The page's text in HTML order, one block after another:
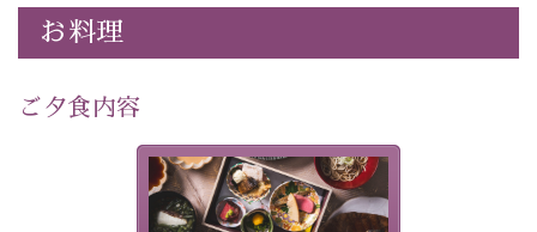
引でお泊まりいただける「早割プラン」をご用意してお
ります。
温かいおもてなし。
ご滞在を楽しみに待つ日々が旅をより特別なものにして
早めのご予約で、お得に癒しのひとときをお過ごしくだ
お料理
ご夕食内容
美湖膳とは諏訪の地で特別を
提供する為に料理長・神原 裕